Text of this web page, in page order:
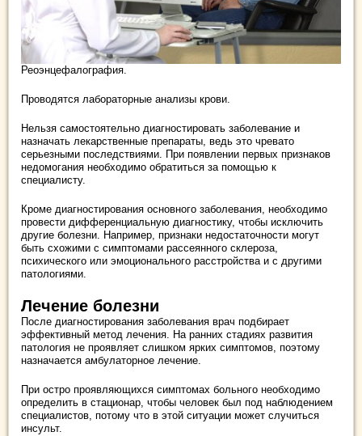
Реоэнцефалография.
Проводятся лабораторные анализы крови.
Нельзя самостоятельно диагностировать заболевание и
назначать лекарственные препараты, ведь это чревато
серьезными последствиями. При появлении первых признаков
недомогания необходимо обратиться за помощью к
специалисту.
Кроме диагностирования основного заболевания, необходимо
провести дифференциальную диагностику, чтобы исключить
другие болезни. Например, признаки недостаточности могут
быть схожими с симптомами рассеянного склероза,
психического или эмоционального расстройства и с другими
патологиями.
Лечение болезни
После диагностирования заболевания врач подбирает
эффективный метод лечения. На ранних стадиях развития
патология не проявляет слишком ярких симптомов, поэтому
назначается амбулаторное лечение.
При остро проявляющихся симптомах больного необходимо
определить в стационар, чтобы человек был под наблюдением
специалистов, потому что в этой ситуации может случиться
инсульт.